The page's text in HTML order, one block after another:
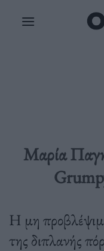
Μαρία
Η μη
της διπλανής